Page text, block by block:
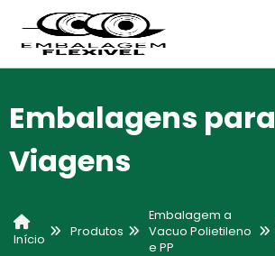
Embalagens para
Viagens
Início
Produtos
Embalagem a
Vacuo Polietileno
e PP